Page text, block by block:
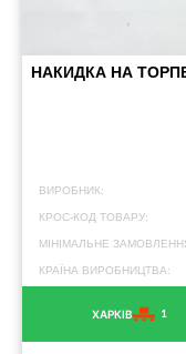
НАКИДКА НА
ВИРОБНИК:
КРОС-КОД ТОВАРУ:
МІНІМАЛЬНЕ
КРАЇНА ВИРОБНИЦТВА:
ХАРКІВ 1